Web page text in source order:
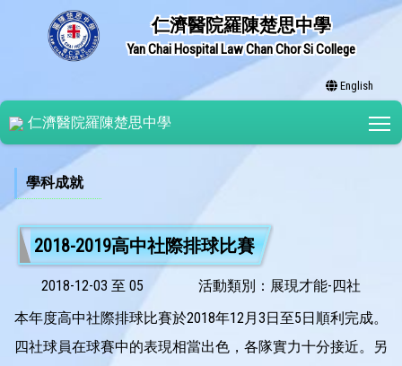
仁濟醫院羅陳楚思中學
Yan Chai Hospital Law Chan Chor Si College
English
仁濟醫院羅陳楚思中學
學科成就
2018-2019高中社際排球比賽
2018-12-03 至 05
活動類別：展現才能-四社
本年度高中社際排球比賽於2018年12月3日至5日順利完成。
四社球員在球賽中的表現相當出色，各隊實力十分接近。另